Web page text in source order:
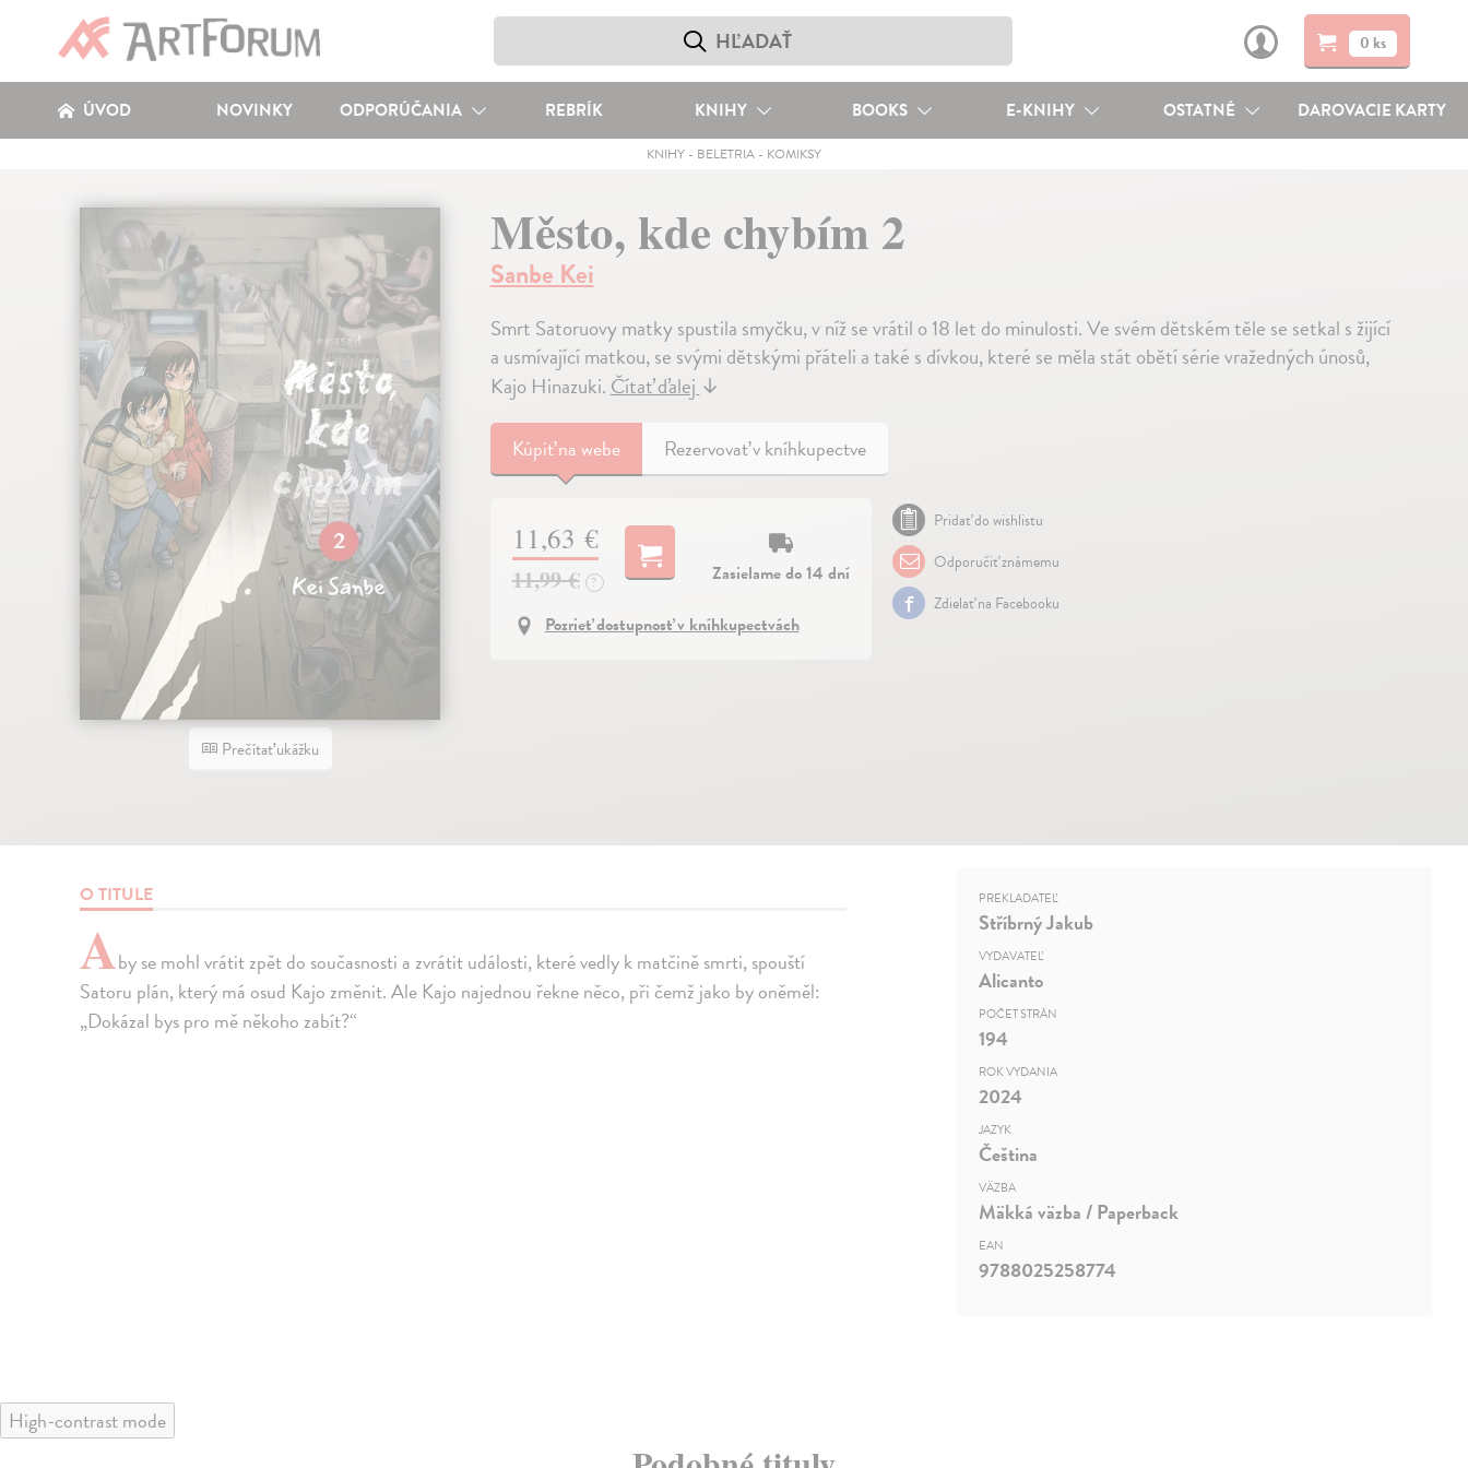
0 ks
ÚVOD NOVINKY ODPORÚČANIA REBRÍK KNIHY BOOKS E-KNIHY OSTATNÉ DAROVACIE KARTY
KNIHY- BELETRIA- KOMIKSY
Prečítať ukážku
Město, kde chybím 2
Sanbe Kei
Smrt Satoruovy matky spustila smyčku, v níž se vrátil o 18 let do minulosti. Ve svém dětském těle se setkal s žijící
a usmívající matkou, se svými dětskými přáteli a také s dívkou, které se měla stát obětí série vražedných únosů,
Kajo Hinazuki.Čítať ďalej↓
Kúpiťna webe Rezervovať v kníhkupectve
11,63 €
11,99 € ?
Zasielame do 14 dní
Pozrieť dostupnosť v kníhkupectvách
Pridať do wishlistu
Odporučiť známemu
Zdielať na Facebooku
O TITULE
Aby se mohl vrátit zpět do současnosti a zvrátit události, které vedly k matčině smrti, spouští
Satoru plán, který má osud Kajo změnit. Ale Kajo najednou řekne něco, při čemž jako by oněměl:
„Dokázal bys pro mě někoho zabít?“
PREKLADATEĽ
Stříbrný Jakub
VYDAVATEĽ
Alicanto
POČET STRÁN
194
ROK VYDANIA
2024
JAZYK
Čeština
VÄZBA
Mäkká väzba / Paperback
EAN
9788025258774
High-contrast mode